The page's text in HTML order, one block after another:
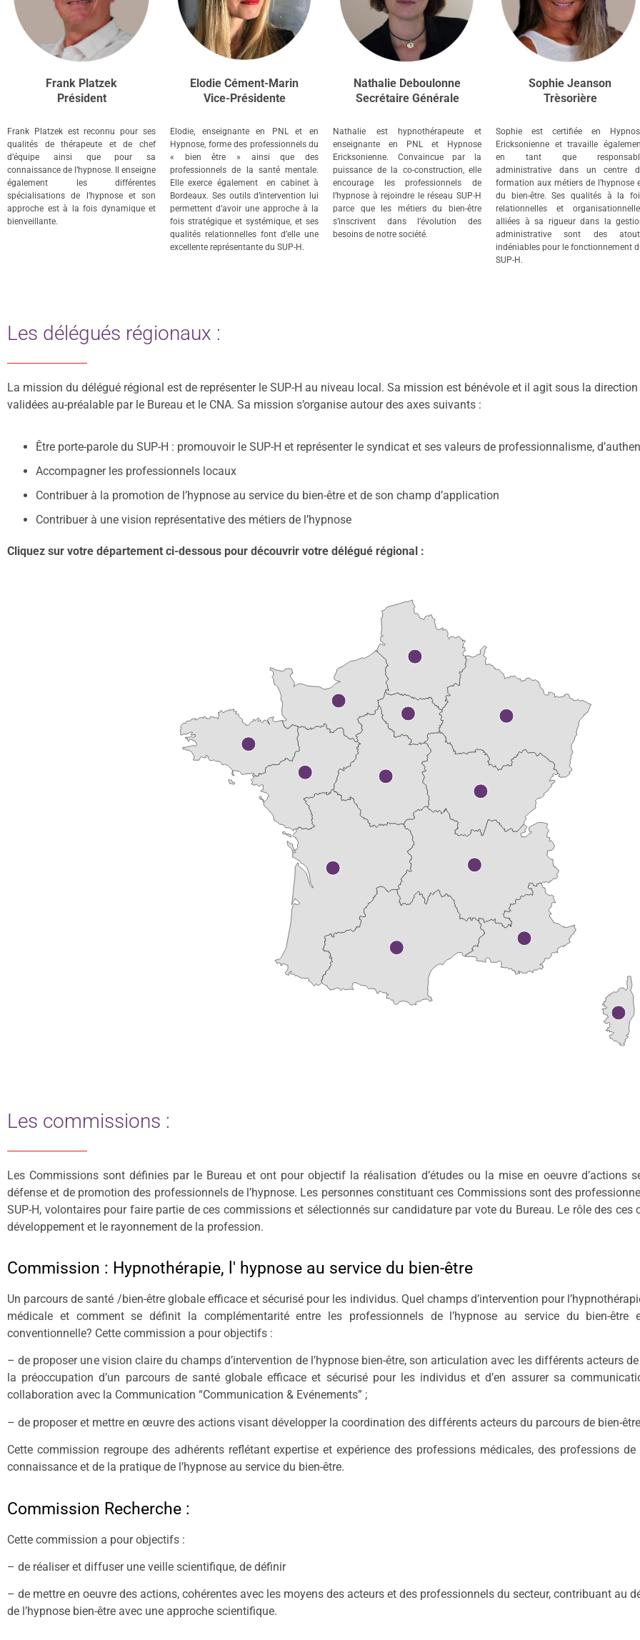
Frank Platzek
Président
Frank Platzek est reconnu pour ses
qualités de thérapeute et de chef
d’équipe ainsi que pour sa
connaissance de l’hypnose. Il enseigne
également les différentes
spécialisations de l’hypnose et son
approche est à la fois dynamique et
bienveillante.
Elodie Cément-Marin
Vice-Présidente
Elodie, enseignante en PNL et en
Hypnose, forme des professionnels du
« bien être » ainsi que des
professionnels de la santé mentale.
Elle exerce également en cabinet à
Bordeaux. Ses outils d’intervention lui
permettent d’avoir une approche à la
fois stratégique et systémique, et ses
qualités relationnelles font d’elle une
excellente représentante du SUP-H.
Nathalie Deboulonne
Secrétaire Générale
Nathalie est hypnothérapeute et
enseignante en PNL et Hypnose
Ericksonienne. Convaincue par la
puissance de la co-construction, elle
encourage les professionnels de
l’hypnose à rejoindre le réseau SUP-H
parce que les métiers du bien-être
s’inscrivent dans l’évolution des
besoins de notre société.
Sophie Jeanson
Trèsorière
Sophie est certifiée en
Ericksonienne et travaille
en tant que
administrative dans un centre
formation aux métiers de l’hypnose
du bien-être. Ses qualités à la
relationnelles et
alliées à sa rigueur dans la
administrative sont des
indéniables pour le fonctionnement
SUP-H.
Les délégués régionaux :
La mission du délégué régional est de représenter le SUP-H au niveau local. Sa mission est bénévole et il agit sous la
validées au-préalable par le Bureau et le CNA. Sa mission s’organise autour des axes suivants :
Être porte-parole du SUP-H : promouvoir le SUP-H et représenter le syndicat et ses valeurs de professionnalisme,
Accompagner les professionnels locaux
Contribuer à la promotion de l’hypnose au service du bien-être et de son champ d’application
Contribuer à une vision représentative des métiers de l’hypnose
Cliquez sur votre département ci-dessous pour découvrir votre délégué régional :
Les commissions :
Les Commissions sont définies par le Bureau et ont pour objectif la réalisation d’études ou la mise en oeuvre d’actions
défense et de promotion des professionnels de l’hypnose. Les personnes constituant ces Commissions sont des
SUP-H, volontaires pour faire partie de ces commissions et sélectionnés sur candidature par vote du Bureau. Le rôle des
développement et le rayonnement de la profession.
Commission : Hypnothérapie, l' hypnose au service du bien-être
Un parcours de santé /bien-être globale efficace et sécurisé pour les individus. Quel champs d’intervention pour
médicale et comment se définit la complémentarité entre les professionnels de l’hypnose au service du bien-être
conventionnelle? Cette commission a pour objectifs :
– de proposer une vision claire du champs d’intervention de l’hypnose bien-être, son articulation avec les différents acteurs
la préoccupation d’un parcours de santé globale efficace et sécurisé pour les individus et d’en assurer sa
collaboration avec la Communication “Communication & Evénements” ;
– de proposer et mettre en œuvre des actions visant développer la coordination des différents acteurs du parcours de bien-
Cette commission regroupe des adhérents reflétant expertise et expérience des professions médicales, des professions
connaissance et de la pratique de l’hypnose au service du bien-être.
Commission Recherche :
Cette commission a pour objectifs :
– de réaliser et diffuser une veille scientifique, de définir
– de mettre en oeuvre des actions, cohérentes avec les moyens des acteurs et des professionnels du secteur, contribuant au
de l’hypnose bien-être avec une approche scientifique.